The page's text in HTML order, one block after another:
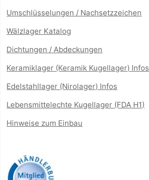
Umschlüsselungen / Nachsetzzeichen
Wälzlager Katalog
Dichtungen / Abdeckungen
Keramiklager (Keramik Kugellager) Infos
Edelstahllager (Nirolager) Infos
Lebensmittelechte Kugellager (FDA H1)
Hinweise zum Einbau